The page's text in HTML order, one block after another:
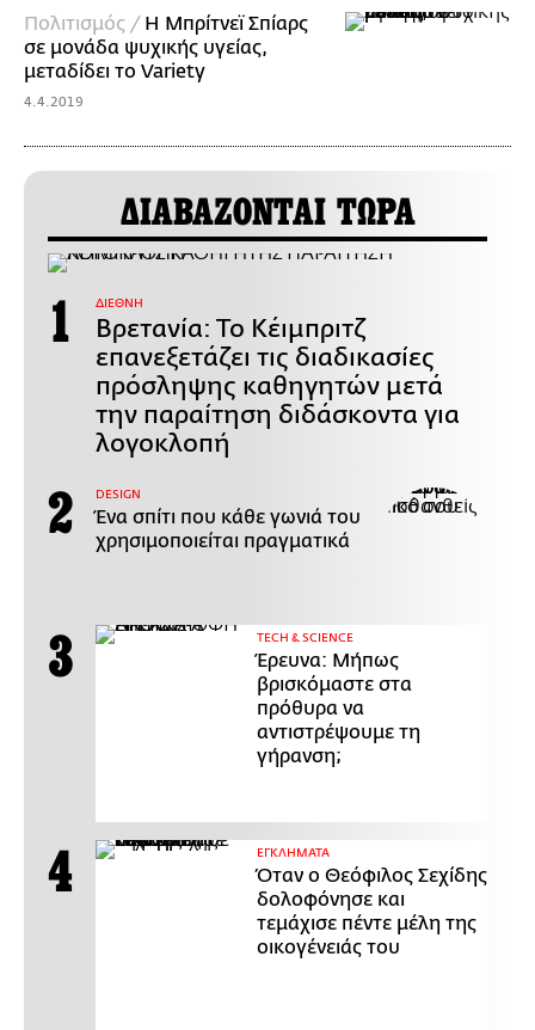
Πολιτισμός / Η Μπρίτνεϊ Σπίαρς
σε μονάδα ψυχικής υγείας,
μεταδίδει το Variety
4.4.2019
ΔΙΑΒΑΖΟΝΤΑΙ ΤΩΡΑ
ΔΙΕΘΝΗ
Βρετανία: Το Κέιμπριτζ
επανεξετάζει τις διαδικασίες
πρόσληψης καθηγητών μετά
την παραίτηση διδάσκοντα για
λογοκλοπή
DESIGN
Ένα σπίτι που κάθε γωνιά του
χρησιμοποιείται πραγματικά
ΤECH & SCIENCE
Έρευνα: Μήπως
βρισκόμαστε στα
πρόθυρα να
αντιστρέψουμε τη
γήρανση;
ΕΓΚΛΗΜΑΤΑ
Όταν ο Θεόφιλος Σεχίδης
δολοφόνησε και
τεμάχισε πέντε μέλη της
οικογένειάς του